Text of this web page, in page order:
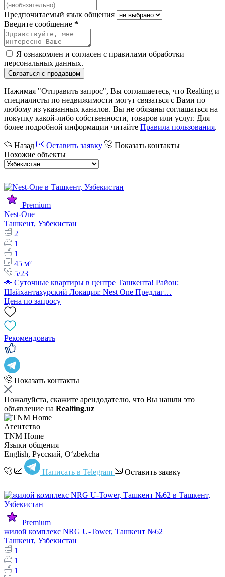
Предпочитаемый язык общения
Введите сообщение *
Я ознакомлен и согласен с правилами обработки
персональных данных.
Связаться с продавцом
Нажимая "Отправить запрос", Вы соглашаетесь, что Realting и
специалисты по недвижимости могут связаться с Вами по
любому из указанных каналов. Вы не обязаны соглашаться на
покупку какой-либо собственности, товаров или услуг. Для
более подробной информации читайте Правила пользования.
Назад Оставить заявку
Показать контакты
Похожие объекты
Premium
Nest-One
Ташкент, Узбекистан
2
1
1
45 м²
5/23
🌟 Суточные квартиры в центре Ташкента! Район:
Шайхантахурский Локация: Nest One Предлаг…
Цена по запросу
Рекомендовать
Показать контакты
Пожалуйста, скажите арендодателю, что Вы нашли это
объявление на Realting.uz
Агентство
TNM Home
Языки общения
English, Русский, Oʻzbekcha
Написать в Telegram Оставить заявку
Premium
жилой комплекс NRG U-Tower, Ташкент №62
Ташкент, Узбекистан
1
1
1